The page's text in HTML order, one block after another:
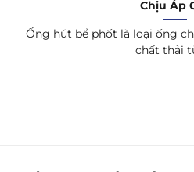
Chịu Áp
Ống hút bể phốt là loại ống
chất thải